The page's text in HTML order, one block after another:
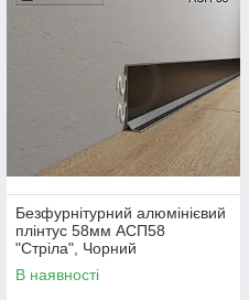
Безфурнітурний алюмінієвий
плінтус 58мм АСП58
"Стріла", Чорний
В наявності